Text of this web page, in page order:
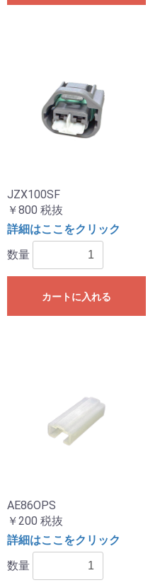
JZX100SF
￥800 税抜
詳細はここをクリック
数量
カートに入れる
AE86OPS
￥200 税抜
詳細はここをクリック
数量